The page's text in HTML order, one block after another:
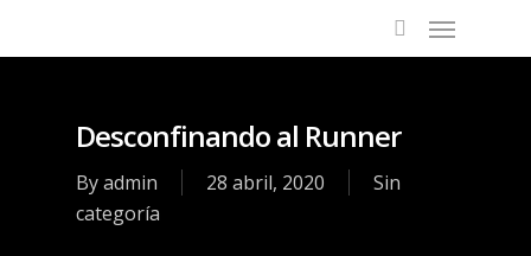
Desconfinando al Runner
Byadmin 28 abril, 2020
Sin
categoría